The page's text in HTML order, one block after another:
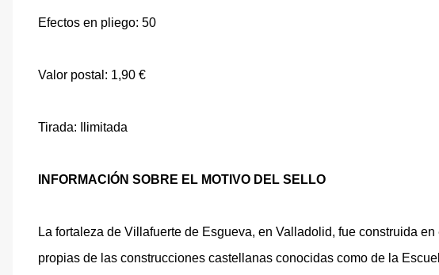
Efectos en pliego: 50
Valor postal: 1,90 €
Tirada: Ilimitada
INFORMACIÓN SOBRE EL MOTIVO DEL SELLO
La fortaleza de Villafuerte de Esgueva, en Valladolid, fue construida
propias de las construcciones castellanas conocidas como de la